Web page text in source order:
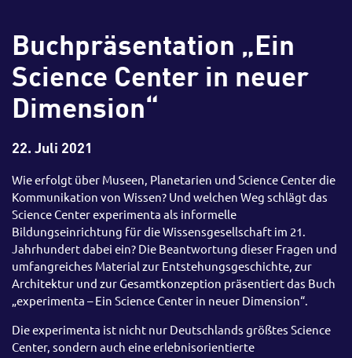
Buchpräsentation „Ein
Science Center in neuer
Dimension“
22. Juli 2021
Wie erfolgt über Museen, Planetarien und Science Center die
Kommunikation von Wissen? Und welchen Weg schlägt das
Science Center experimenta als informelle
Bildungseinrichtung für die Wissensgesellschaft im 21.
Jahrhundert dabei ein? Die Beantwortung dieser Fragen und
umfangreiches Material zur Entstehungsgeschichte, zur
Architektur und zur Gesamtkonzeption präsentiert das Buch
„experimenta – Ein Science Center in neuer Dimension“.
Die experimenta ist nicht nur Deutschlands größtes Science
Center, sondern auch eine erlebnisorientierte